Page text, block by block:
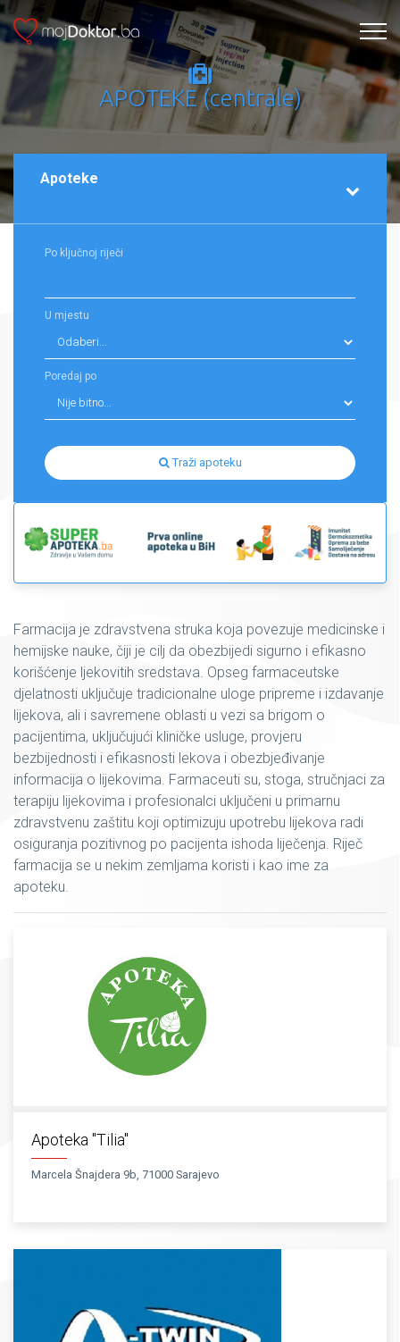
APOTEKE (centrale)
Apoteke
Po ključnoj riječi
U mjestu
Poredaj po
Traži apoteku
Farmacija je zdravstvena struka koja povezuje medicinske i
hemijske nauke, čiji je cilj da obezbijedi sigurno i efikasno
korišćenje ljekovitih sredstava. Opseg farmaceutske
djelatnosti uključuje tradicionalne uloge pripreme i izdavanje
lijekova, ali i savremene oblasti u vezi sa brigom o
pacijentima, uključujući kliničke usluge, provjeru
bezbijednosti i efikasnosti lekova i obezbjeđivanje
informacija o lijekovima. Farmaceuti su, stoga, stručnjaci za
terapiju lijekovima i profesionalci uključeni u primarnu
zdravstvenu zaštitu koji optimizuju upotrebu lijekova radi
osiguranja pozitivnog po pacijenta ishoda liječenja. Riječ
farmacija se u nekim zemljama koristi i kao ime za
apoteku.
Apoteka "Tilia"
Marcela Šnajdera 9b, 71000 Sarajevo